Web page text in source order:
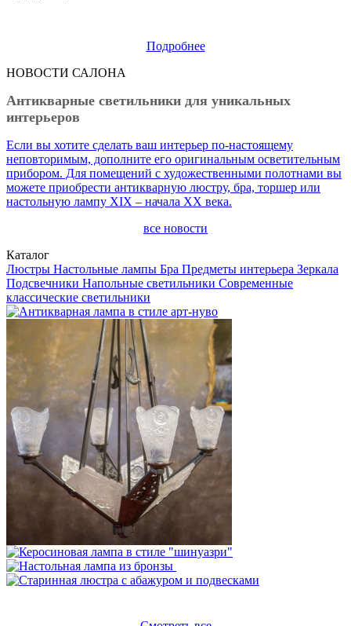
Подробнее
НОВОСТИ САЛОНА
Антикварные светильники для уникальных
интерьеров
Если вы хотите сделать ваш интерьер по-настоящему
неповторимым, дополните его оригинальным осветительным
прибором. Для помещений с художественными полотнами вы
можете приобрести антикварную люстру, бра, торшер или
настольную лампу XIX – начала XX века.
все новости
Каталог
Люстры Настольные лампы Бра Предметы интерьера Зеркала
Подсвечники Напольные светильники Современные
классические светильники